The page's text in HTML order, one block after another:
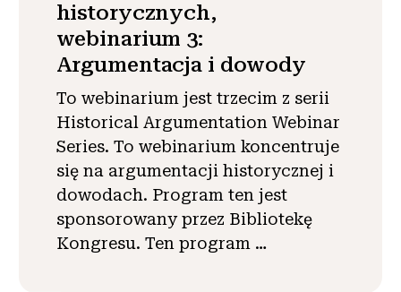
historycznych,
webinarium 3:
Argumentacja i dowody
To webinarium jest trzecim z serii
Historical Argumentation Webinar
Series. To webinarium koncentruje
się na argumentacji historycznej i
dowodach. Program ten jest
sponsorowany przez Bibliotekę
Kongresu. Ten program …